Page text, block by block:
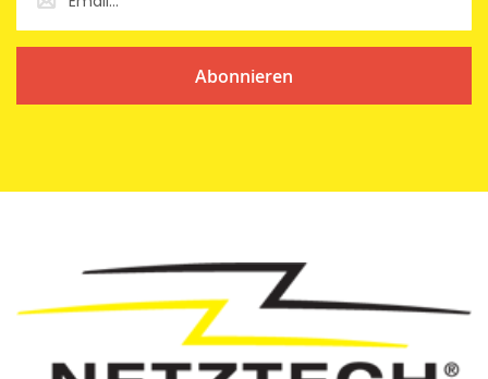
Abonnieren